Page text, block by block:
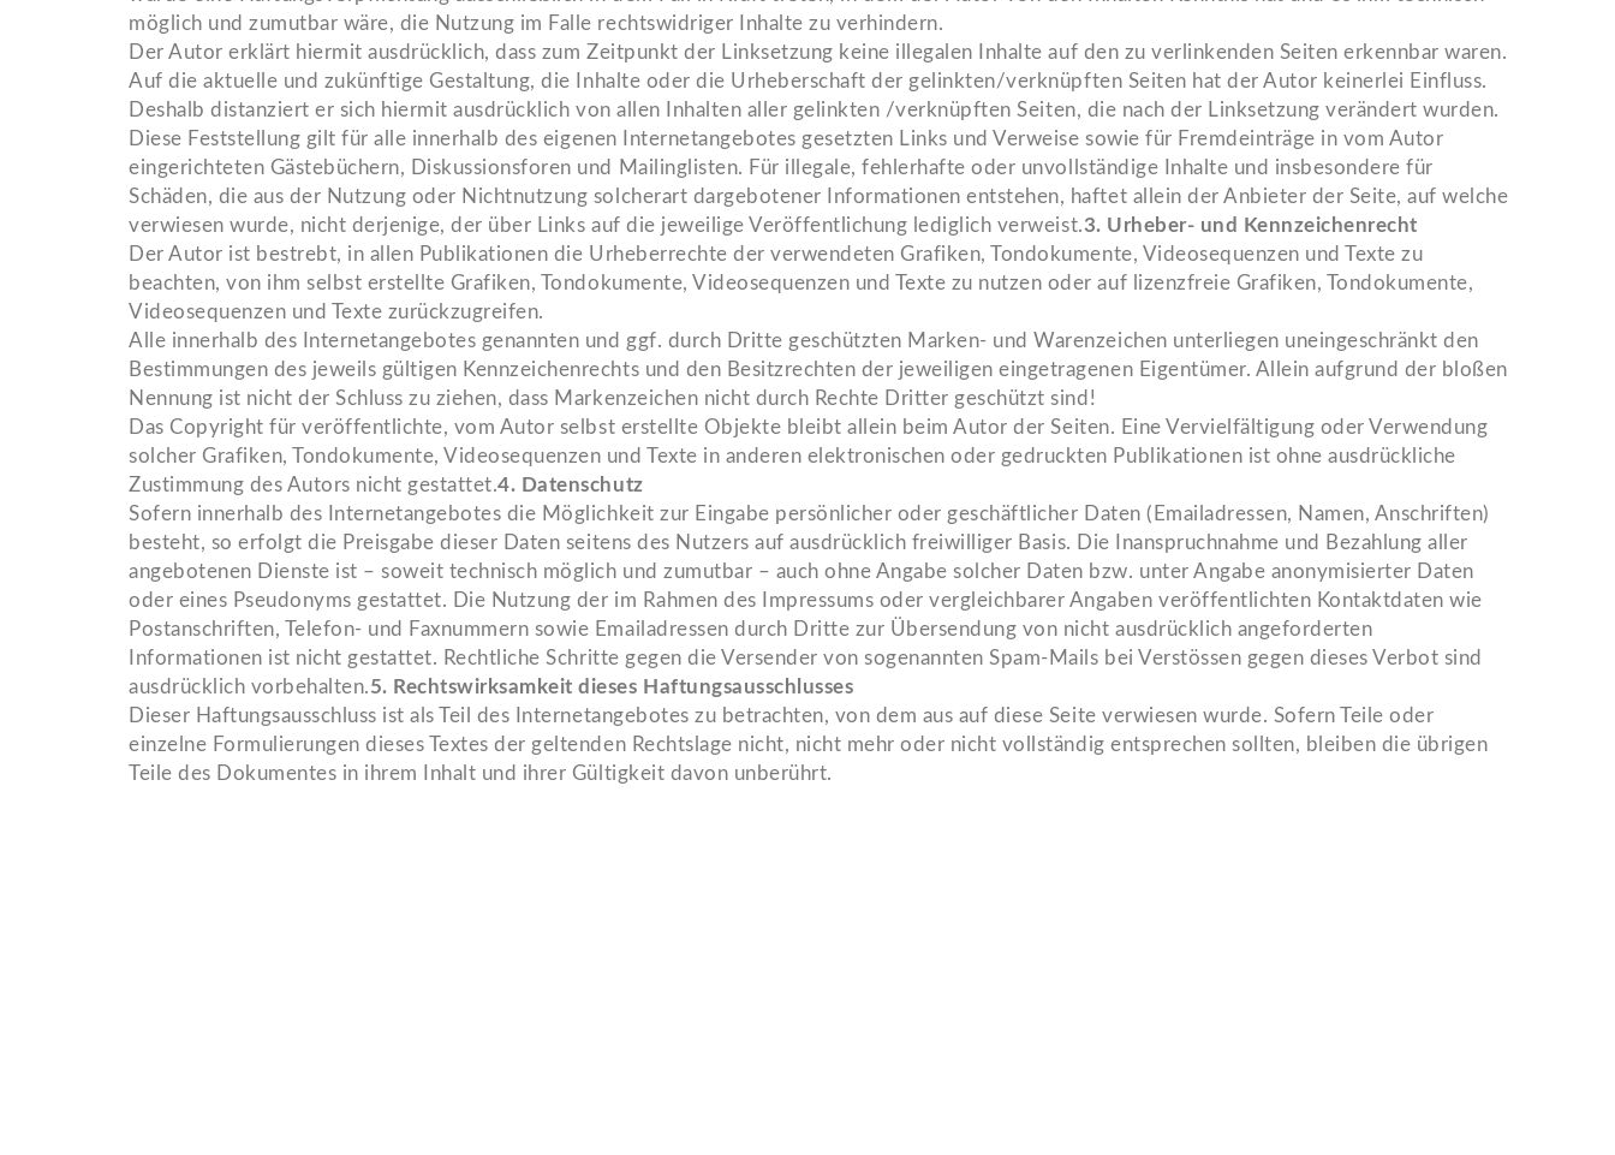
möglich und zumutbar wäre, die Nutzung im Falle rechtswidriger Inhalte zu verhindern.
Der Autor erklärt hiermit ausdrücklich, dass zum Zeitpunkt der Linksetzung keine illegalen Inhalte auf den zu verlinkenden Seiten erkennbar waren.
Auf die aktuelle und zukünftige Gestaltung, die Inhalte oder die Urheberschaft der gelinkten/verknüpften Seiten hat der Autor keinerlei Einfluss.
Deshalb distanziert er sich hiermit ausdrücklich von allen Inhalten aller gelinkten /verknüpften Seiten, die nach der Linksetzung verändert wurden.
Diese Feststellung gilt für alle innerhalb des eigenen Internetangebotes gesetzten Links und Verweise sowie für Fremdeinträge in vom Autor
eingerichteten Gästebüchern, Diskussionsforen und Mailinglisten. Für illegale, fehlerhafte oder unvollständige Inhalte und insbesondere für
Schäden, die aus der Nutzung oder Nichtnutzung solcherart dargebotener Informationen entstehen, haftet allein der Anbieter der Seite, auf welche
verwiesen wurde, nicht derjenige, der über Links auf die jeweilige Veröffentlichung lediglich verweist.3. Urheber- und Kennzeichenrecht
Der Autor ist bestrebt, in allen Publikationen die Urheberrechte der verwendeten Grafiken, Tondokumente, Videosequenzen und Texte zu
beachten, von ihm selbst erstellte Grafiken, Tondokumente, Videosequenzen und Texte zu nutzen oder auf lizenzfreie Grafiken, Tondokumente,
Videosequenzen und Texte zurückzugreifen.
Alle innerhalb des Internetangebotes genannten und ggf. durch Dritte geschützten Marken- und Warenzeichen unterliegen uneingeschränkt den
Bestimmungen des jeweils gültigen Kennzeichenrechts und den Besitzrechten der jeweiligen eingetragenen Eigentümer. Allein aufgrund der bloßen
Nennung ist nicht der Schluss zu ziehen, dass Markenzeichen nicht durch Rechte Dritter geschützt sind!
Das Copyright für veröffentlichte, vom Autor selbst erstellte Objekte bleibt allein beim Autor der Seiten. Eine Vervielfältigung oder Verwendung
solcher Grafiken, Tondokumente, Videosequenzen und Texte in anderen elektronischen oder gedruckten Publikationen ist ohne ausdrückliche
Zustimmung des Autors nicht gestattet.4. Datenschutz
Sofern innerhalb des Internetangebotes die Möglichkeit zur Eingabe persönlicher oder geschäftlicher Daten (Emailadressen, Namen, Anschriften)
besteht, so erfolgt die Preisgabe dieser Daten seitens des Nutzers auf ausdrücklich freiwilliger Basis. Die Inanspruchnahme und Bezahlung aller
angebotenen Dienste ist – soweit technisch möglich und zumutbar – auch ohne Angabe solcher Daten bzw. unter Angabe anonymisierter Daten
oder eines Pseudonyms gestattet. Die Nutzung der im Rahmen des Impressums oder vergleichbarer Angaben veröffentlichten Kontaktdaten wie
Postanschriften, Telefon- und Faxnummern sowie Emailadressen durch Dritte zur Übersendung von nicht ausdrücklich angeforderten
Informationen ist nicht gestattet. Rechtliche Schritte gegen die Versender von sogenannten Spam-Mails bei Verstössen gegen dieses Verbot sind
ausdrücklich vorbehalten.5. Rechtswirksamkeit dieses Haftungsausschlusses
Dieser Haftungsausschluss ist als Teil des Internetangebotes zu betrachten, von dem aus auf diese Seite verwiesen wurde. Sofern Teile oder
einzelne Formulierungen dieses Textes der geltenden Rechtslage nicht, nicht mehr oder nicht vollständig entsprechen sollten, bleiben die übrigen
Teile des Dokumentes in ihrem Inhalt und ihrer Gültigkeit davon unberührt.